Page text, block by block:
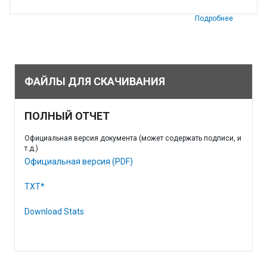
Подробнее
ФАЙЛЫ ДЛЯ СКАЧИВАНИЯ
ПОЛНЫЙ ОТЧЕТ
Официальная версия документа (может содержать подписи, и
т.д.)
Официальная версия (PDF)
TXT*
Download Stats